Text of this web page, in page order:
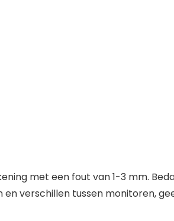
met een fout van 1-3 mm.
verschillen tussen monitoren,